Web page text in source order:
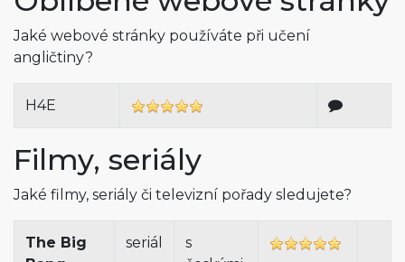
Jaké webové stránky používáte při učení
angličtiny?
H4E
Filmy, seriály
Jaké filmy, seriály či televizní pořady sledujete?
The Big
seriál
s